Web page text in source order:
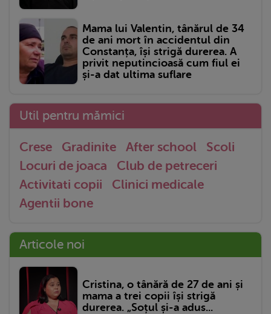
Mama lui Valentin, tânărul de 34
de ani mort în accidentul din
Constanța, își strigă durerea. A
privit neputincioasă cum fiul ei
și-a dat ultima suflare
Util pentru mămici
Crese Gradinite After school
Scoli
Locuri de joaca
Club de petreceri
Activitati copii
Clinici medicale
Agentii bone
Articole noi
Cristina, o tânără de 27 de ani și
mama a trei copii își strigă
durerea. „Soțul și-a adus...